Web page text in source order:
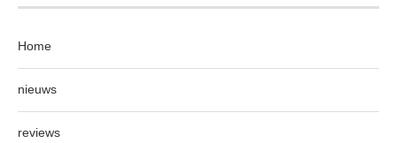
Home
nieuws
reviews